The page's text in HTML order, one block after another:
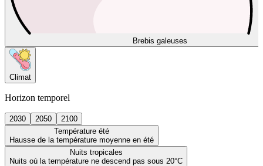
Brebis galeuses
Climat
Horizon temporel
2030 2050
2100
Température été
Hausse de la température moyenne en été
Nuits tropicales
Nuits où la température ne descend pas sous 20°C